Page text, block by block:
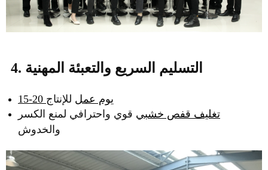
4. التسليم السريع والتعبئة المهنية
15-20 يوم عمل للإنتاج
تغليف قفص خشبي قوي واحترافي لمنع الكسر
والخدوش